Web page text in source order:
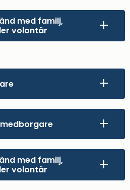
med familj,
volontär
med familj,
volontär